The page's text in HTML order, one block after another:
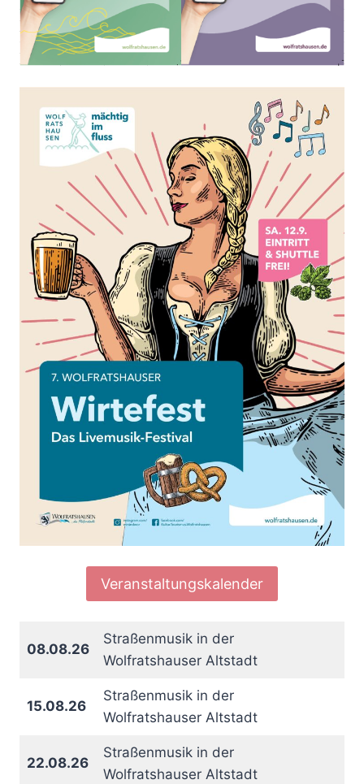
Veranstaltungskalender
08.08.26
Straßenmusik in der
Wolfratshauser Altstadt
15.08.26
Straßenmusik in der
Wolfratshauser Altstadt
22.08.26
Straßenmusik in der
Wolfratshauser Altstadt